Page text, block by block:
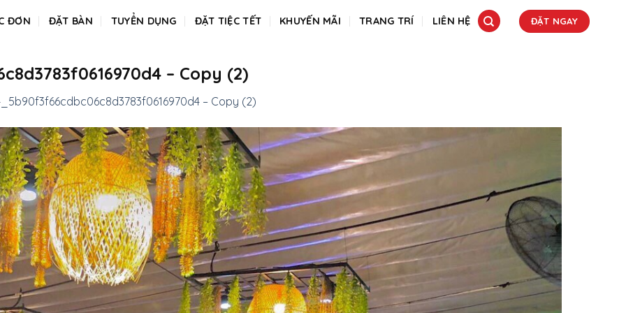
ĐƠN ĐẶT BÀN TUYỂN DỤNG ĐẶT TIỆC TẾT KHUYẾN MÃI TRANG TRÍ LIÊN HỆ ĐẶT NGAY
– Copy (2)
– Copy (2)